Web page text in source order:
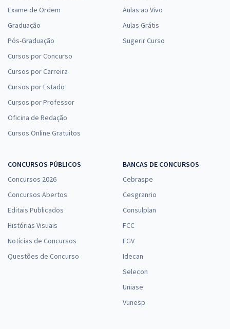
Exame de Ordem
Graduação
Pós-Graduação
Cursos por Concurso
Cursos por Carreira
Cursos por Estado
Cursos por Professor
Oficina de Redação
Cursos Online Gratuitos
Aulas ao Vivo
Aulas Grátis
Sugerir Curso
CONCURSOS PÚBLICOS
Concursos 2026
Concursos Abertos
Editais Publicados
Histórias Visuais
Notícias de Concursos
Questões de Concurso
BANCAS DE CONCURSOS
Cebraspe
Cesgranrio
Consulplan
FCC
FGV
Idecan
Selecon
Uniase
Vunesp